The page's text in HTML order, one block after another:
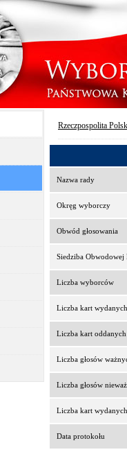
Rzeczpospolita
Nazwa rady
Okręg wyborczy
Obwód głosowania
Siedziba
Liczba wyborców
Liczba kart wydanych
Liczba kart oddanych
Liczba głosów
Liczba głosów
Liczba kart
Data protokołu